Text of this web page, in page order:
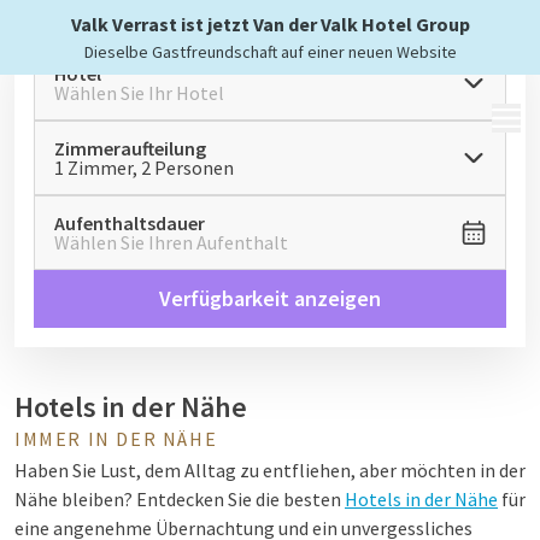
Valk Verrast ist jetzt Van der Valk Hotel Group
Dieselbe Gastfreundschaft auf einer neuen Website
MENÜ
Hotel
Wählen Sie Ihr Hotel
Zimmeraufteilung
1 Zimmer, 2 Personen
Aufenthaltsdauer
Wählen Sie Ihren Aufenthalt
Verfügbarkeit anzeigen
Hotels in der Nähe
IMMER IN DER NÄHE
Haben Sie Lust, dem Alltag zu entfliehen, aber möchten in der
Nähe bleiben? Entdecken Sie die besten Hotels in der Nähe für
eine angenehme Übernachtung und ein unvergessliches